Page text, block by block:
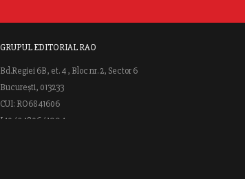
GRUPUL EDITORIAL RAO
Bd.Regiei 6B, et. 4 , Bloc nr. 2, Sector 6
București, 013233
CUI: RO6841606
J40 / 24806 / 1994